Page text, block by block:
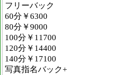
フリーバック
60分￥6300
80分￥9000
100分￥11700
120分￥14400
140分￥17100
写真指名バック+